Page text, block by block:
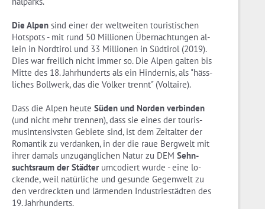
Die Alpen sind einer der welt­wei­ten tou­ris­ti­schen
Hot­spots - mit rund 50 Mil­lio­nen Über­nach­tun­gen al­
lein in Nord­ti­rol und 33 Mil­lio­nen in Süd­ti­rol (2019).
Dies war frei­lich nicht immer so. Die Alpen gal­ten bis
Mitte des 18. Jahr­hun­derts als ein Hin­der­nis, als "häss­
li­ches Boll­werk, das die Völ­ker trennt" (Vol­taire).
Dass die Alpen heute Süden und Nor­den ver­bin­den
(und nicht mehr tren­nen), dass sie eines der tou­ris­
mus­in­ten­sivs­ten Ge­bie­te sind, ist dem Zeit­al­ter der
Ro­man­tik zu ver­dan­ken, in der die raue Berg­welt mit
ihrer da­mals un­zu­gäng­li­chen Natur zu DEM Sehn­
suchts­raum der Städ­terum­co­diert wurde - eine lo­
cken­de, weil na­tür­li­che und ge­sun­de Ge­gen­welt zu
den ver­dreck­ten und lär­men­den In­dus­trie­städ­ten des
19. Jahr­hun­derts.